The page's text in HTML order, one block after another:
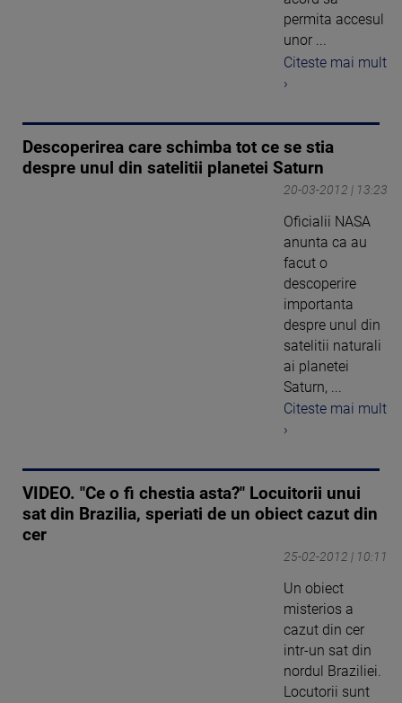
permita accesul
unor ...
Citeste mai mult
›
Descoperirea care schimba tot ce se stia
despre unul din satelitii planetei Saturn
20-03-2012 | 13:23
Oficialii NASA
anunta ca au
facut o
descoperire
importanta
despre unul din
satelitii naturali
ai planetei
Saturn, ...
Citeste mai mult
›
VIDEO. "Ce o fi chestia asta?" Locuitorii unui
sat din Brazilia, speriati de un obiect cazut din
cer
25-02-2012 | 10:11
Un obiect
misterios a
cazut din cer
intr-un sat din
nordul Braziliei.
Locutorii sunt